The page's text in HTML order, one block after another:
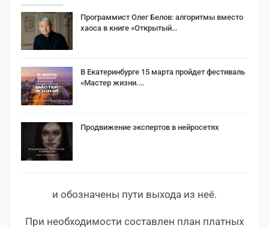
Программист Олег Белов: алгоритмы вместо
хаоса в книге «Открытый…
В Екатеринбурге 15 марта пройдет фестиваль
«Мастер жизни.…
Продвижение экспертов в нейросетях
и обозначены пути выхода из неё.
При необходимости составлен план платных